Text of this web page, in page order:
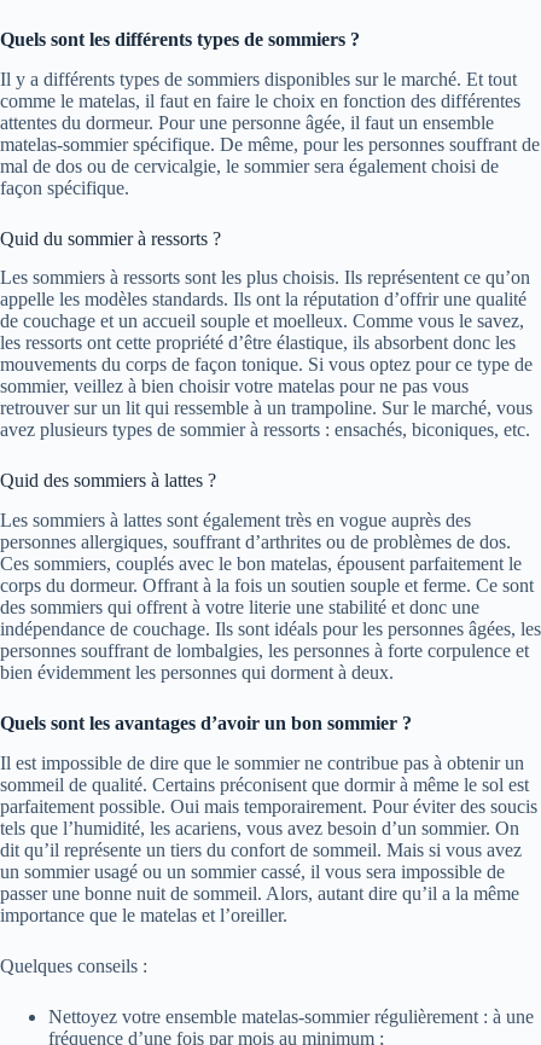
Quels sont les différents types de sommiers ?
Il y a différents types de sommiers disponibles sur le marché. Et tout
comme le matelas, il faut en faire le choix en fonction des différentes
attentes du dormeur. Pour une personne âgée, il faut un ensemble
matelas-sommier spécifique. De même, pour les personnes souffrant de
mal de dos ou de cervicalgie, le sommier sera également choisi de
façon spécifique.
Quid du sommier à ressorts ?
Les sommiers à ressorts sont les plus choisis. Ils représentent ce qu’on
appelle les modèles standards. Ils ont la réputation d’offrir une qualité
de couchage et un accueil souple et moelleux. Comme vous le savez,
les ressorts ont cette propriété d’être élastique, ils absorbent donc les
mouvements du corps de façon tonique. Si vous optez pour ce type de
sommier, veillez à bien choisir votre matelas pour ne pas vous
retrouver sur un lit qui ressemble à un trampoline. Sur le marché, vous
avez plusieurs types de sommier à ressorts : ensachés, biconiques, etc.
Quid des sommiers à lattes ?
Les sommiers à lattes sont également très en vogue auprès des
personnes allergiques, souffrant d’arthrites ou de problèmes de dos.
Ces sommiers, couplés avec le bon matelas, épousent parfaitement le
corps du dormeur. Offrant à la fois un soutien souple et ferme. Ce sont
des sommiers qui offrent à votre literie une stabilité et donc une
indépendance de couchage. Ils sont idéals pour les personnes âgées, les
personnes souffrant de lombalgies, les personnes à forte corpulence et
bien évidemment les personnes qui dorment à deux.
Quels sont les avantages d’avoir un bon sommier ?
Il est impossible de dire que le sommier ne contribue pas à obtenir un
sommeil de qualité. Certains préconisent que dormir à même le sol est
parfaitement possible. Oui mais temporairement. Pour éviter des soucis
tels que l’humidité, les acariens, vous avez besoin d’un sommier. On
dit qu’il représente un tiers du confort de sommeil. Mais si vous avez
un sommier usagé ou un sommier cassé, il vous sera impossible de
passer une bonne nuit de sommeil. Alors, autant dire qu’il a la même
importance que le matelas et l’oreiller.
Quelques conseils :
Nettoyez votre ensemble matelas-sommier régulièrement : à une
fréquence d’une fois par mois au minimum ;